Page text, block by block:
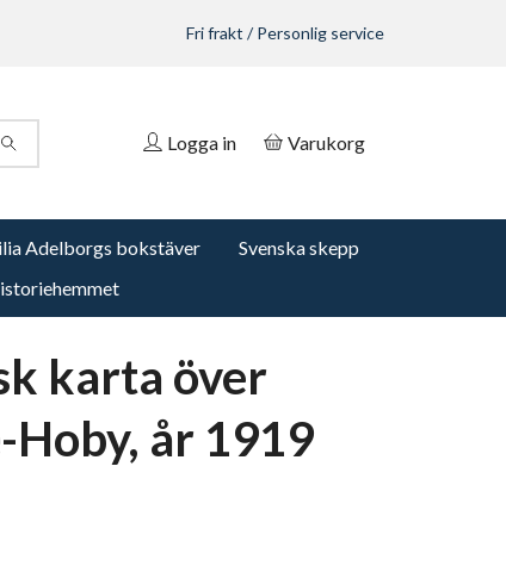
Fri frakt / Personlig service
Logga in Varukorg
Adelborgs bokstäver
Svenska skepp
karta över
Hoby, år 1919